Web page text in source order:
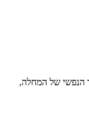
הנפשי של המחלה,